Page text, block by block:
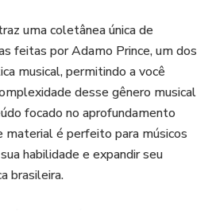
uma coletânea única de
feitas por Adamo Prince, um dos
musical, permitindo a você
desse gênero musical
focado no aprofundamento
material é perfeito para músicos
habilidade e expandir seu
brasileira.